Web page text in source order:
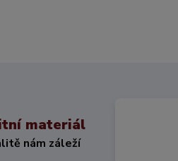
materiál
nám záleží